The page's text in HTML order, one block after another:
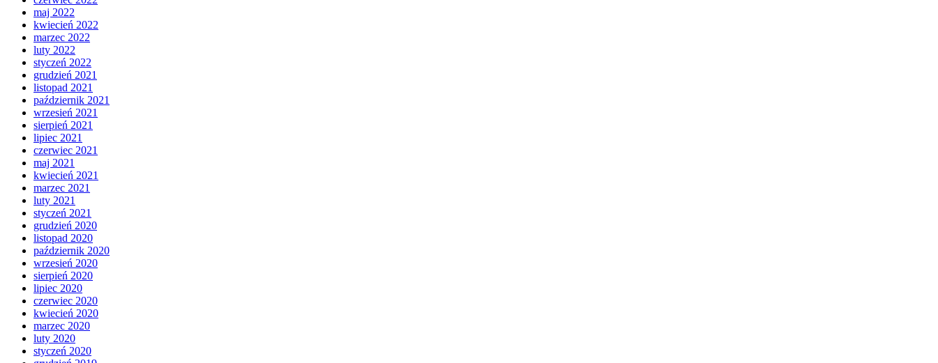
maj 2022
kwiecień 2022
marzec 2022
luty 2022
styczeń 2022
grudzień 2021
listopad 2021
październik 2021
wrzesień 2021
sierpień 2021
lipiec 2021
czerwiec 2021
maj 2021
kwiecień 2021
marzec 2021
luty 2021
styczeń 2021
grudzień 2020
listopad 2020
październik 2020
wrzesień 2020
sierpień 2020
lipiec 2020
czerwiec 2020
kwiecień 2020
marzec 2020
luty 2020
styczeń 2020